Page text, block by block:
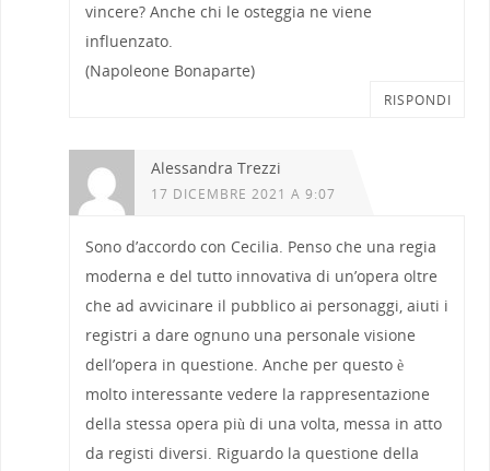
vincere? Anche chi le osteggia ne viene
influenzato.
(Napoleone Bonaparte)
RISPONDI
Alessandra Trezzi
17 DICEMBRE 2021 A 9:07
Sono d’accordo con Cecilia. Penso che una regia
moderna e del tutto innovativa di un’opera oltre
che ad avvicinare il pubblico ai personaggi, aiuti i
registri a dare ognuno una personale visione
dell’opera in questione. Anche per questo è
molto interessante vedere la rappresentazione
della stessa opera più di una volta, messa in atto
da registi diversi. Riguardo la questione della